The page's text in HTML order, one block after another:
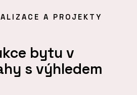
A PROJEKTY
bytu v
s výhledem